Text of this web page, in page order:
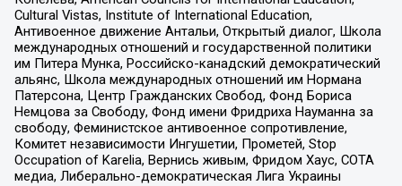
Cultural Vistas, Institute of International Education,
Антивоенное движение Антальи, Открытый диалог, Школа
международных отношений и государственной политики
им Питера Мунка, Российско-канадский демократический
альянс, Школа международных отношений им Нормана
Патерсона, Центр Гражданских Свобод, Фонд Бориса
Немцова за Свободу, Фонд имени Фридриха Науманна за
свободу, Феминистское антивоенное сопротивление,
Комитет независимости Ингушетии, Прометей, Stop
Occupation of Karelia, Вернись живым, Фридом Хаус, СОТА
медиа, Либерально-демократическая Лига Украины